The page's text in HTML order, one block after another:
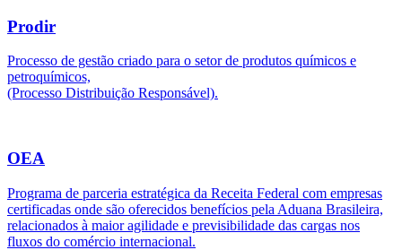
Prodir
Processo de gestão criado para o setor de produtos químicos e
petroquímicos,
(Processo Distribuição Responsável).
OEA
Programa de parceria estratégica da Receita Federal com empresas
certificadas onde são oferecidos benefícios pela Aduana Brasileira,
relacionados à maior agilidade e previsibilidade das cargas nos
fluxos do comércio internacional.